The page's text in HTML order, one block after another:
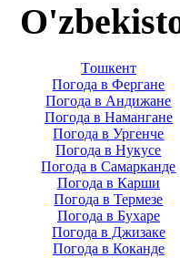
Тoшкент
Погода в Фергане
Погода в Андижане
Погода в Намангане
Погода в Ургенче
Погода в Нукусе
Погода в Самарканде
Погода в Карши
Погода в Термезе
Погода в Бухаре
Погода в Джизаке
Погода в Коканде